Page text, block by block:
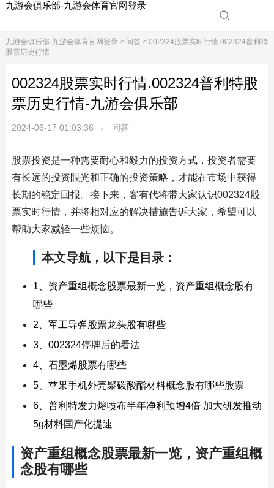
九游会俱乐部-九游会体育官网登录
九游会俱乐部-九游会体育官网登录> 问答 > 002324股票实时行情.002324普利特
股票历史行情
002324股票实时行情.002324普利特股
票历史行情-九游会俱乐部
2024-06-17 01:03:36 问答
股票投资是一种需要耐心和毅力的投资方式，投资者需要
有长远的投资眼光和正确的投资策略，才能在市场中获得
长期的稳定回报。接下来，客有代将带大家认识002324股
票实时行情，并将相对应的解决措施告诉大家，希望可以
帮助大家减轻一些烦恼。
本文导航，以下是目录：
1、资产重组概念股票最新一览，资产重组概念股有
哪些
2、军工导弹股票龙头股有哪些
3、002324停牌后的看法
4、石墨烯股票有哪些
5、苹果手机外壳聚碳酸酯材料概念股有哪些股票
6、普利特发力熔喷布半年净利预增4倍 加大研发推动
5g材料国产化提速
资产重组概念股票最新一览，资产重组概
念股有哪些